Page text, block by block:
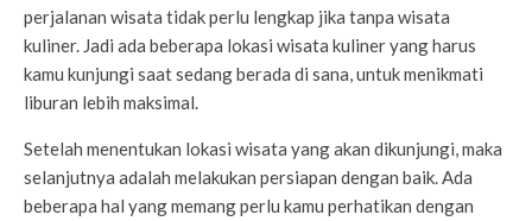
perjalanan wisata tidak perlu lengkap jika tanpa wisata
kuliner. Jadi ada beberapa lokasi wisata kuliner yang harus
kamu kunjungi saat sedang berada di sana, untuk menikmati
liburan lebih maksimal.
Setelah menentukan lokasi wisata yang akan dikunjungi, maka
selanjutnya adalah melakukan persiapan dengan baik. Ada
beberapa hal yang memang perlu kamu perhatikan dengan